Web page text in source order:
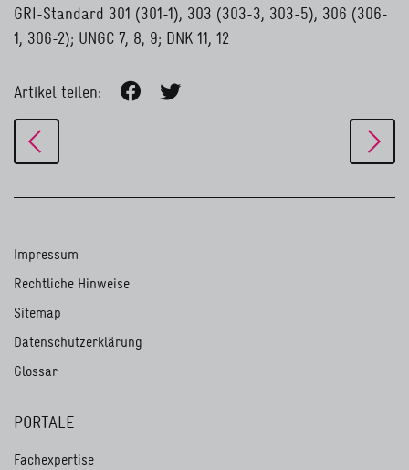
GRI-Standard 301 (301-1), 303 (303-3, 303-5), 306 (306-
1, 306-2); UNGC 7, 8, 9; DNK 11, 12
Artikel teilen:
Impressum
Rechtliche Hinweise
Sitemap
Datenschutzerklärung
Glossar
PORTALE
Fachexpertise